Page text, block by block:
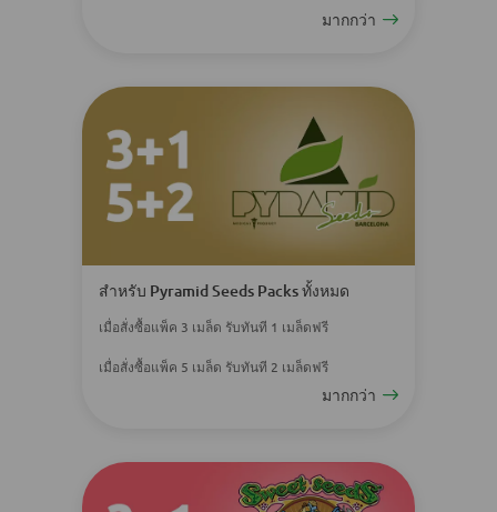
มากกว่า
สำหรับ Pyramid Seeds Packs ทั้งหมด
เมื่อสั่งซื้อแพ็ค 3 เมล็ด รับทันที 1 เมล็ดฟรี
เมื่อสั่งซื้อแพ็ค 5 เมล็ด รับทันที 2 เมล็ดฟรี
มากกว่า